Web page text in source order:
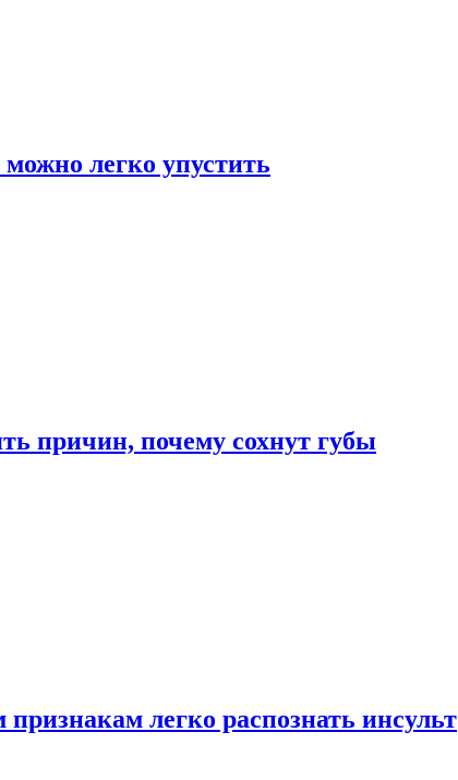
легко упустить
причин, почему сохнут губы
легко распознать инсульт